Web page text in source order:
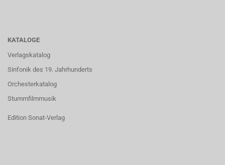
KATALOGE
Verlagskatalog
Sinfonik des 19. Jahrhunderts
Orchesterkatalog
Stummfilmmusik
Edition Sonat-Verlag